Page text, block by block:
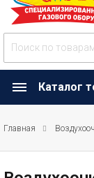
Каталог
Главная